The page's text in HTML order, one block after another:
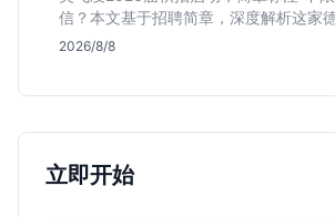
信？本文基于招聘简章，深度解析这家
行业地位、校招真实门槛及投递策略，
2026/8/8
立即开始